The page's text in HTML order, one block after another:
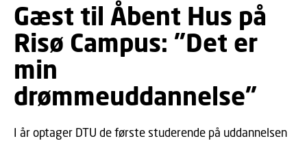
Gæst til Åbent Hus på
Risø Campus: ”Det er
min
drømmeuddannelse”
I år optager DTU de første studerende på uddannelsen